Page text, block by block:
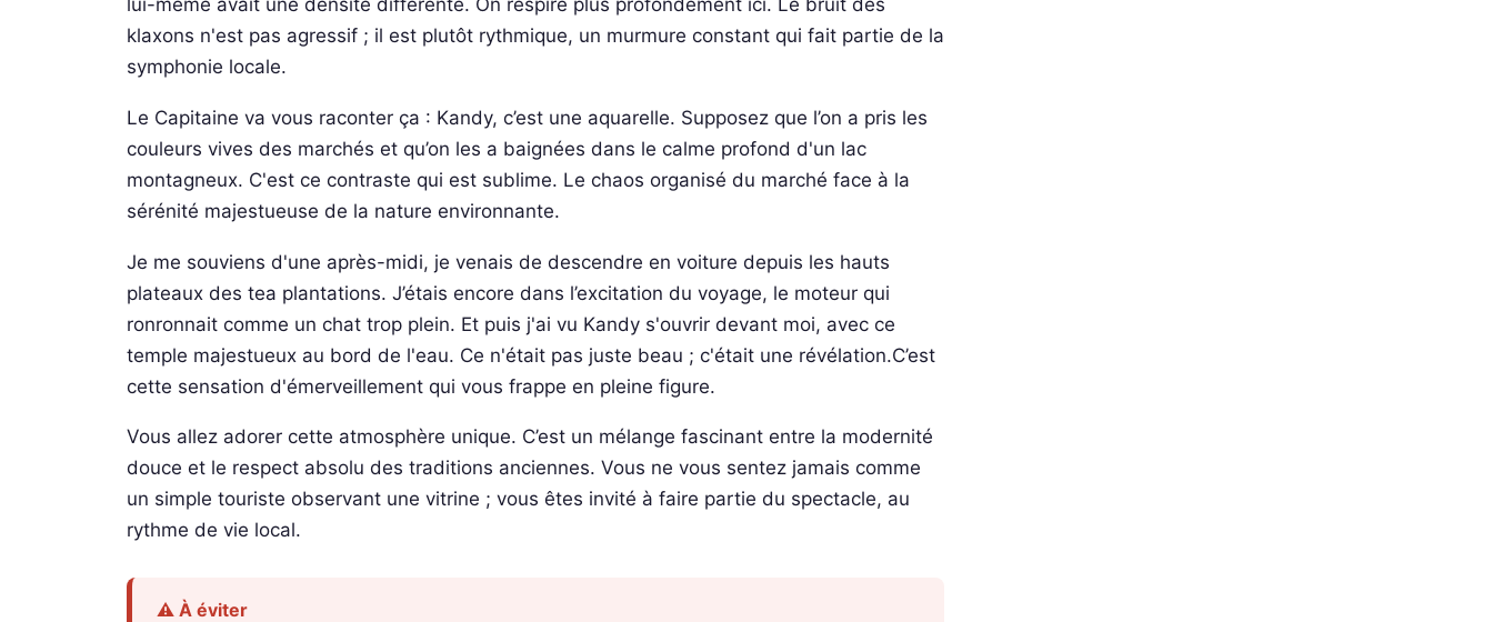
lui-même avait une densité différente. On respire plus profondément ici. Le bruit des
klaxons n'est pas agressif ; il est plutôt rythmique, un murmure constant qui fait partie de la
symphonie locale.
Le Capitaine va vous raconter ça : Kandy, c’est une aquarelle. Supposez que l’on a pris les
couleurs vives des marchés et qu’on les a baignées dans le calme profond d'un lac
montagneux. C'est ce contraste qui est sublime. Le chaos organisé du marché face à la
sérénité majestueuse de la nature environnante.
Je me souviens d'une après-midi, je venais de descendre en voiture depuis les hauts
plateaux des tea plantations. J’étais encore dans l’excitation du voyage, le moteur qui
ronronnait comme un chat trop plein. Et puis j'ai vu Kandy s'ouvrir devant moi, avec ce
temple majestueux au bord de l'eau. Ce n'était pas juste beau ; c'était une révélation.C’est
cette sensation d'émerveillement qui vous frappe en pleine figure.
Vous allez adorer cette atmosphère unique. C’est un mélange fascinant entre la modernité
douce et le respect absolu des traditions anciennes. Vous ne vous sentez jamais comme
un simple touriste observant une vitrine ; vous êtes invité à faire partie du spectacle, au
rythme de vie local.
⚠️ À éviter